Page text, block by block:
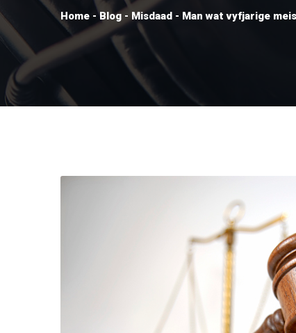
Home -Blog - Misdaad - Man wat vyfjarige